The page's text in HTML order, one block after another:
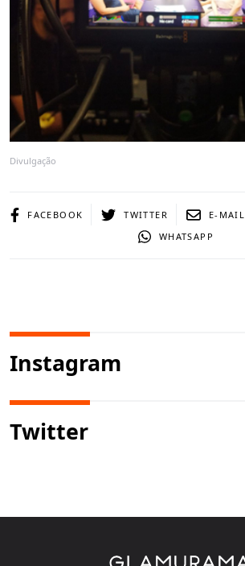
Divulgação
FACEBOOK TWITTER E-MAIL
WHATSAPP
Instagram
Twitter